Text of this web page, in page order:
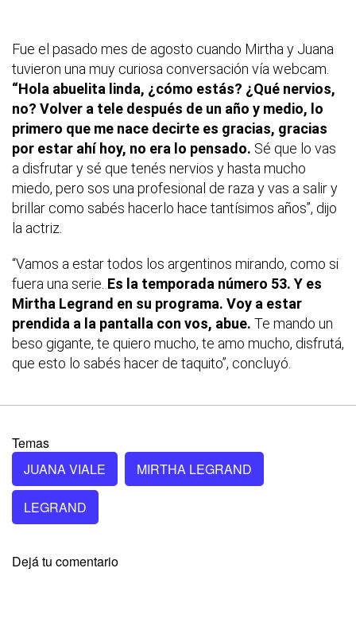
Fue el pasado mes de agosto cuando Mirtha y Juana
tuvieron una muy curiosa conversación vía webcam.
“Hola abuelita linda, ¿cómo estás? ¿Qué nervios,
no? Volver a tele después de un año y medio, lo
primero que me nace decirte es gracias, gracias
por estar ahí hoy, no era lo pensado. Sé que lo vas
a disfrutar y sé que tenés nervios y hasta mucho
miedo, pero sos una profesional de raza y vas a salir y
brillar como sabés hacerlo hace tantísimos años”, dijo
la actriz.
“Vamos a estar todos los argentinos mirando, como si
fuera una serie. Es la temporada número 53. Y es
Mirtha Legrand en su programa. Voy a estar
prendida a la pantalla con vos, abue. Te mando un
beso gigante, te quiero mucho, te amo mucho, disfrutá,
que esto lo sabés hacer de taquito”, concluyó.
Temas
JUANA VIALE
MIRTHA LEGRAND
LEGRAND
Dejá tu comentario